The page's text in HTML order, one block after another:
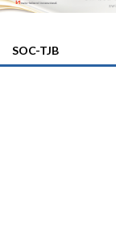
SOC-TJB